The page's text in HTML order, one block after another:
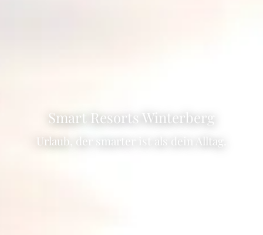
Smart Resorts Winterberg
Urlaub, der smarter ist als dein Alltag.